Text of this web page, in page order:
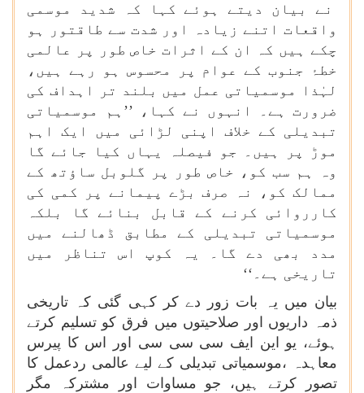
نے بیان دیتے ہوئے کہا کہ شدید موسمی
واقعات اتنے زیادہ اور شدت سے طاقتور ہو
چکے ہیں کہ ان کے اثرات خاص طور پر عالمی
خطۂ جنوب کے عوام پر محسوس ہو رہے ہیں،
لہٰذا موسمیاتی عمل میں بلند تر اہداف کی
ضرورت ہے۔ انہوں نے کہا، ’’ہم موسمیاتی
تبدیلی کے خلاف اپنی لڑائی میں ایک اہم
موڑ پر ہیں۔ جو فیصلہ یہاں کیا جائے گا
وہ ہم سب کو، خاص طور پر گلوبل ساؤتھ کے
ممالک کو، نہ صرف بڑے پیمانے پر کمی کی
کارروائی کرنے کے قابل بنائے گا بلکہ
موسمیاتی تبدیلی کے مطابق ڈھالنے میں
مدد بھی دے گا۔ یہ کوپ اس تناظر میں
تاریخی ہے۔‘‘
بیان میں یہ بات زور دے کر کہی گئی کہ تاریخی
ذمہ داریوں اور صلاحیتوں میں فرق کو تسلیم کرتے
ہوئے، یو این ایف سی سی سی اور اس کا پیرس
معاہدہ ،موسمیاتی تبدیلی کے لیے عالمی ردعمل کا
تصور کرتے ہیں، جو مساوات اور مشترکہ مگر